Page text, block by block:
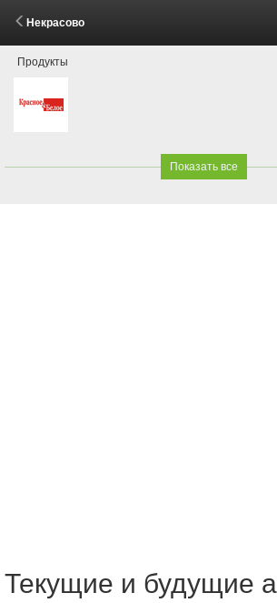
Некрасово
Продукты
Показать все
Текущие и будущие